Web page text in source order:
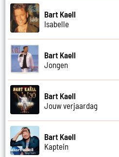
Bart Kaell
Isabelle
Bart Kaell
Jongen
Bart Kaell
Jouw verjaardag
Bart Kaell
Kaptein